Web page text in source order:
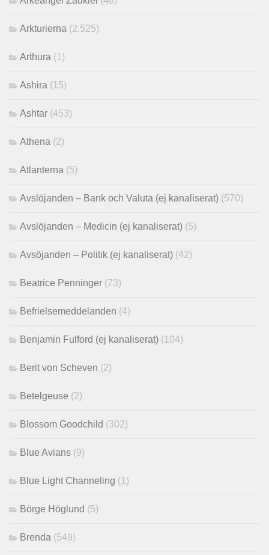
Arkturierna (2,525)
Arthura (1)
Ashira (15)
Ashtar (453)
Athena (2)
Atlanterna (5)
Avslöjanden – Bank och Valuta (ej kanaliserat) (570)
Avslöjanden – Medicin (ej kanaliserat) (5)
Avsöjanden – Politik (ej kanaliserat) (42)
Beatrice Penninger (73)
Befrielsemeddelanden (4)
Benjamin Fulford (ej kanaliserat) (104)
Berit von Scheven (2)
Betelgeuse (2)
Blossom Goodchild (302)
Blue Avians (9)
Blue Light Channeling (1)
Börge Höglund (5)
Brenda (549)